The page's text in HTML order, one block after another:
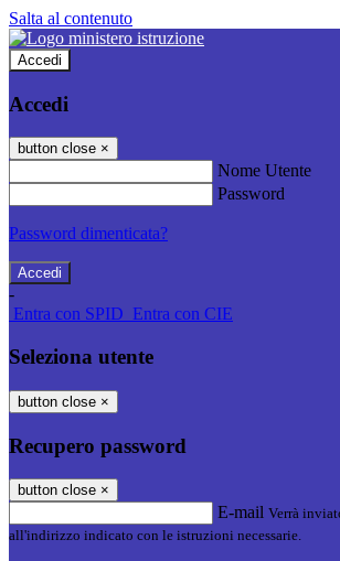
Salta al contenuto
Accedi
Accedi
button close ×
Nome Utente
Password
Password dimenticata?
-
Entra con SPID Entra con CIE
Seleziona utente
button close ×
Recupero password
button close ×
E-mail Verrà
all'indirizzo indicato con le istruzioni necessarie.